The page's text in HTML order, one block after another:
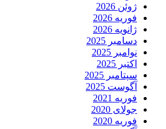
ژوئن 2026
فوریه 2026
ژانویه 2026
دسامبر 2025
نوامبر 2025
اکتبر 2025
سپتامبر 2025
آگوست 2025
فوریه 2021
جولای 2020
فوریه 2020